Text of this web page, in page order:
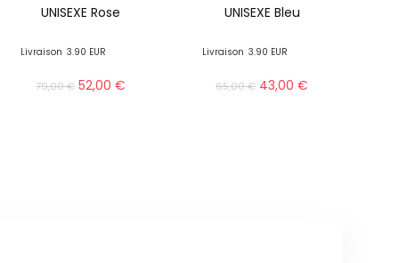
UNISEXE Rose
Livraison 3.90 EUR
79,00€ 52,00€
UNISEXE Bleu
Livraison 3.90 EUR
65,00€ 43,00€